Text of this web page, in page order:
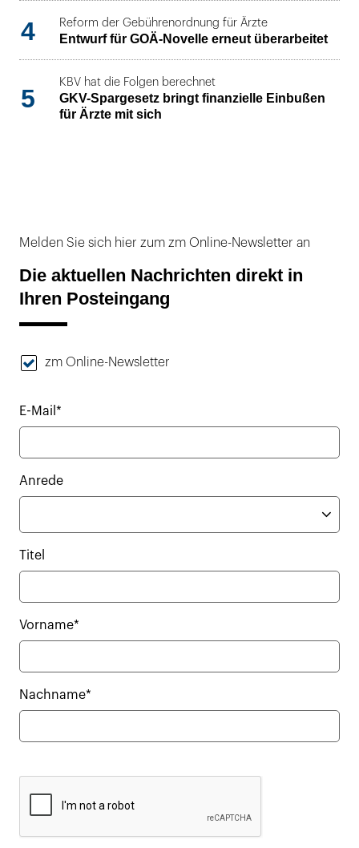
4 Reform der Gebührenordnung für Ärzte
Entwurf für GOÄ-Novelle erneut überarbeitet
5
KBV hat die Folgen berechnet
GKV-Spargesetz bringt finanzielle Einbußen
für Ärzte mit sich
Melden Sie sich hier zum zm Online-Newsletter an
Die aktuellen Nachrichten direkt in
Ihren Posteingang
zm Online-Newsletter
E-Mail*
Anrede
Titel
Vorname*
Nachname*